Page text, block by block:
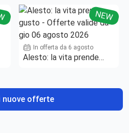
NEW
In offerta da 6 agosto
Alesto: la vita prende
nuove offerte